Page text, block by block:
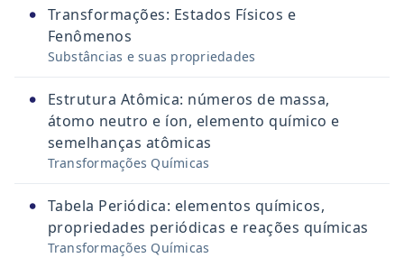
• Transformações: Estados Físicos e
Fenômenos
Substâncias e suas propriedades
•
Estrutura Atômica: números de massa,
átomo neutro e íon, elemento químico e
semelhanças atômicas
Transformações Químicas
• Tabela Periódica: elementos químicos,
propriedades periódicas e reações químicas
Transformações Químicas